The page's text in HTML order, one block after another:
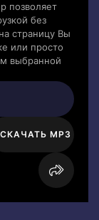
позволяет
без
страницу Вы
или просто
выбранной
СКАЧАТЬ MP3